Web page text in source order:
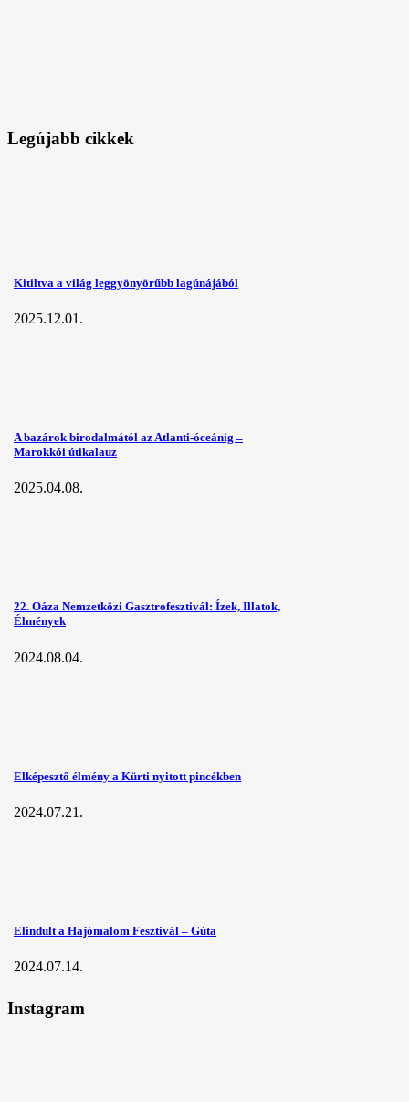
Legújabb cikkek
Kitiltva a világ leggyönyörűbb lagúnájából
2025.12.01.
A bazárok birodalmától az Atlanti-óceánig –
Marokkói útikalauz
2025.04.08.
22. Oáza Nemzetközi Gasztrofesztivál: Ízek, Illatok,
Élmények
2024.08.04.
Elképesztő élmény a Kürti nyitott pincékben
2024.07.21.
Elindult a Hajómalom Fesztivál – Gúta
2024.07.14.
Instagram